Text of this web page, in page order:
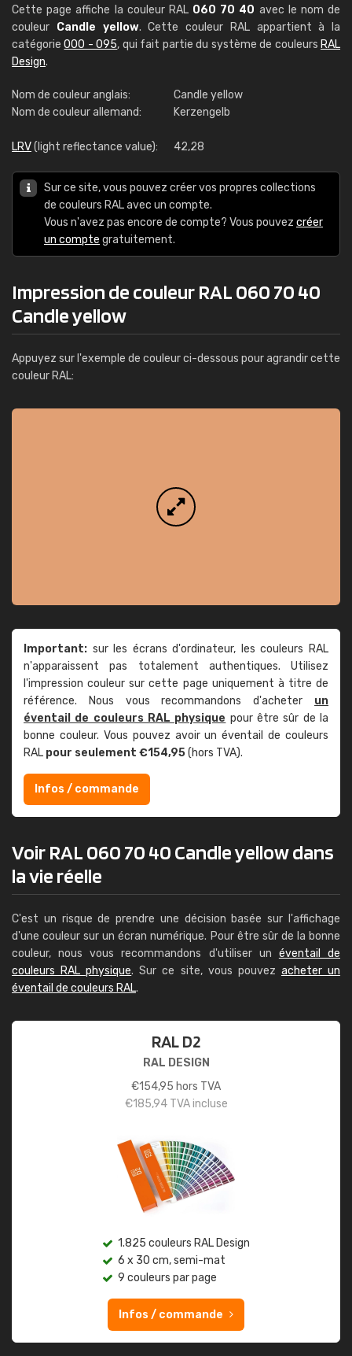
Cette page affiche la couleur RAL 060 70 40 avec le nom de
couleur Candle yellow. Cette couleur RAL appartient à la
catégorie000 - 095, qui fait partie du système de couleurs RAL
Design.
Nom de couleur anglais:
Candle yellow
Nom de couleur allemand:
Kerzengelb
LRV(light reflectance value): 42,28
Sur ce site, vous pouvez créer vos propres collections
de couleurs RAL avec un compte.
Vous n'avez pas encore de compte? Vous pouvez créer
un compte gratuitement.
Impression de couleur RAL 060 70 40
Candle yellow
Appuyez sur l'exemple de couleur ci-dessous pour agrandir cette
couleur RAL:
Important: sur les écrans d'ordinateur, les couleurs RAL
n'apparaissent pas totalement authentiques. Utilisez
l'impression couleur sur cette page uniquement à titre de
référence. Nous vous recommandons d'acheter un
éventail de couleurs RAL physique pour être sûr de la
bonne couleur. Vous pouvez avoir un éventail de couleurs
RAL pour seulement €154,95(hors TVA).
Infos / commande
Voir RAL 060 70 40 Candle yellow dans
la vie réelle
C'est un risque de prendre une décision basée sur l'affichage
d'une couleur sur un écran numérique. Pour être sûr de la bonne
couleur, nous vous recommandons d'utiliser un éventail de
couleurs RAL physique. Sur ce site, vous pouvez acheter un
éventail de couleurs RAL.
RAL D2
RAL DESIGN
€154,95 hors TVA
€185,94TVA incluse
1.825 couleurs RAL Design
6 x 30 cm, semi-mat
9 couleurs par page
Infos / commande